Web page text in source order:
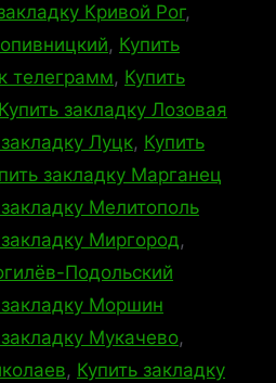
Кривой Рог,
, Купить
телеграмм, Купить
Купить закладку Лозовая
Луцк, Купить
закладку Марганец
Мелитополь
Миргород,
Подольский
закладку Моршин
Мукачево,
, Купить закладку